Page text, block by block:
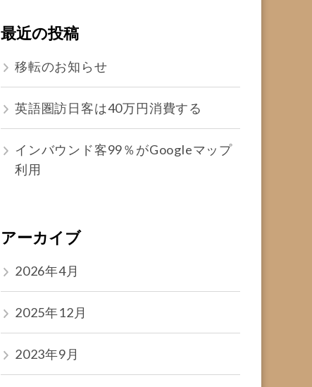
最近の投稿
移転のお知らせ
英語圏訪日客は40万円消費する
インバウンド客99％がGoogleマップ
利用
アーカイブ
2026年4月
2025年12月
2023年9月